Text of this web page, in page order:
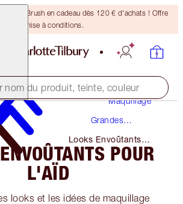
Brush en cadeau dès 120 € d'achats ! Offre
soumise à conditions.
nom du produit, teinte, couleur
Maquillage
Grandes
Looks Envoûtants
Pour L'aïd POUR
L'AÏD
looks et les idées de maquillage